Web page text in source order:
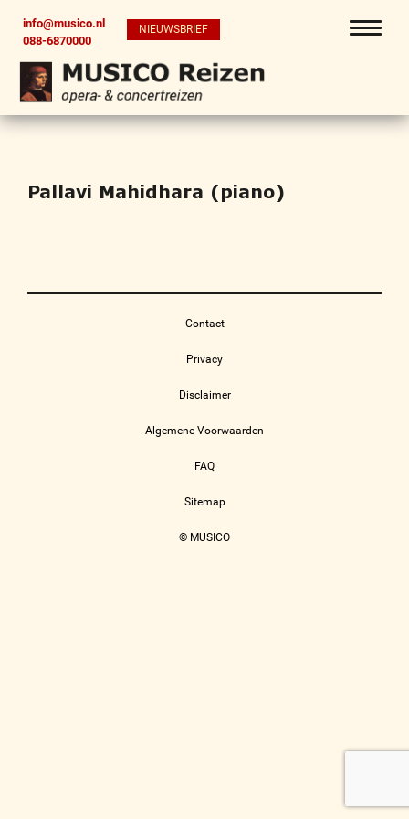
info@musico.nl
088-6870000
NIEUWSBRIEF
Pallavi Mahidhara (piano)
Contact
Privacy
Disclaimer
Algemene Voorwaarden
FAQ
Sitemap
© MUSICO